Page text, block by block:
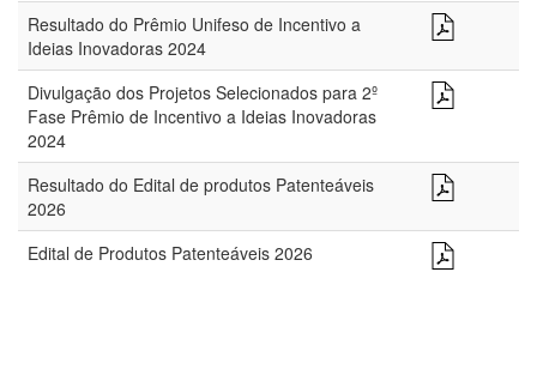
Resultado do Prêmio Unifeso de Incentivo a
Ideias Inovadoras 2024
Divulgação dos Projetos Selecionados para 2º
Fase Prêmio de Incentivo a Ideias Inovadoras
2024
Resultado do Edital de produtos Patenteáveis
2026
Edital de Produtos Patenteáveis 2026